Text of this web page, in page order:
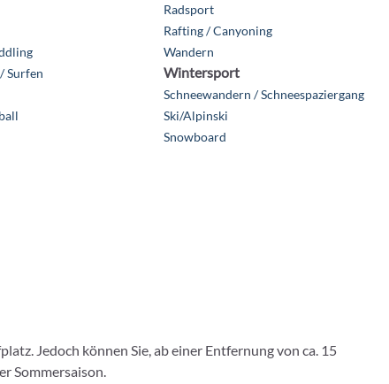
Surfen
Radsport
Rafting / Canyoning
Wandern
Wintersport
Schneewandern / Schneespaziergang
Ski/Alpinski
Snowboard
Jedoch können Sie, ab einer Entfernung von ca. 15
Sommersaison.